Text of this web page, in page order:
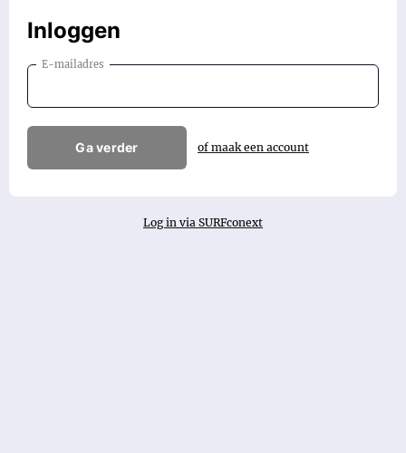
Inloggen
E-mailadres
Ga verder of maak een account
Log in via SURFconext